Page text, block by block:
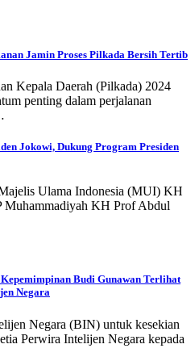
Jamin Proses Pilkada Bersih Tertib
Kepala Daerah (Pilkada) 2024
penting dalam perjalanan
Jokowi, Dukung Program Presiden
Ulama Indonesia (MUI) KH
Muhammadiyah KH Prof Abdul
Budi Gunawan Terlihat
Negara
Negara (BIN) untuk kesekian
Perwira Intelijen Negara kepada